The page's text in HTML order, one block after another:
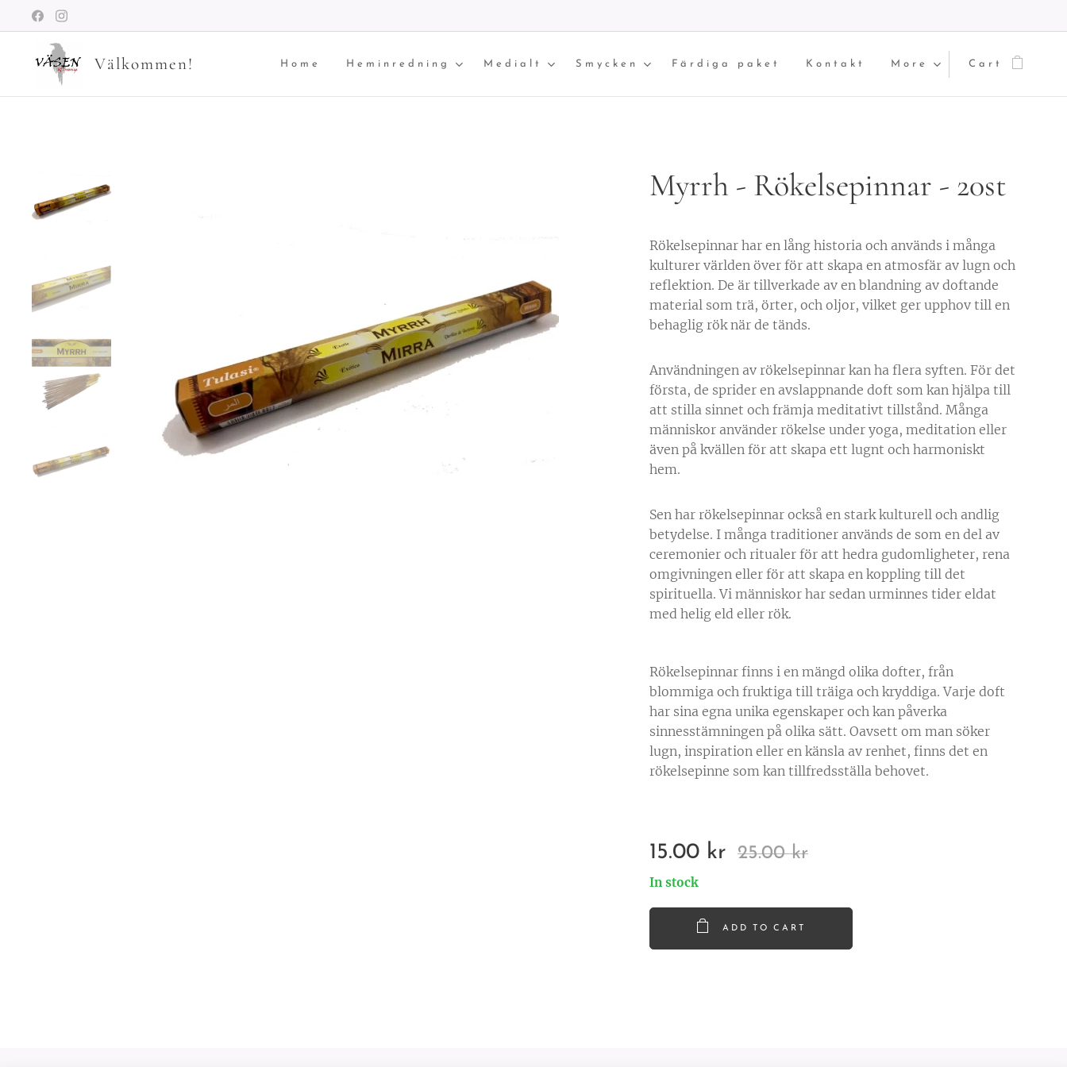
Välkommen! Home Heminredning Medialt Smycken Färdiga paket Kontakt More Cart
Myrrh - Rökelsepinnar - 20st
Rökelsepinnar har en lång historia och används i många
kulturer världen över för att skapa en atmosfär av lugn och
reflektion. De är tillverkade av en blandning av doftande
material som trä, örter, och oljor, vilket ger upphov till en
behaglig rök när de tänds.
Användningen av rökelsepinnar kan ha flera syften. För det
första, de sprider en avslappnande doft som kan hjälpa till
att stilla sinnet och främja meditativt tillstånd. Många
människor använder rökelse under yoga, meditation eller
även på kvällen för att skapa ett lugnt och harmoniskt
hem.
Sen har rökelsepinnar också en stark kulturell och andlig
betydelse. I många traditioner används de som en del av
ceremonier och ritualer för att hedra gudomligheter, rena
omgivningen eller för att skapa en koppling till det
spirituella. Vi människor har sedan urminnes tider eldat
med helig eld eller rök.
Rökelsepinnar finns i en mängd olika dofter, från
blommiga och fruktiga till träiga och kryddiga. Varje doft
har sina egna unika egenskaper och kan påverka
sinnesstämningen på olika sätt. Oavsett om man söker
lugn, inspiration eller en känsla av renhet, finns det en
rökelsepinne som kan tillfredsställa behovet.
15.00 kr 25.00kr
In stock
ADD TO CART